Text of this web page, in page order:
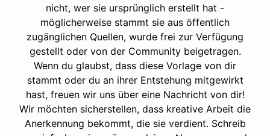
nicht, wer sie ursprünglich erstellt hat -
möglicherweise stammt sie aus öffentlich
zugänglichen Quellen, wurde frei zur Verfügung
gestellt oder von der Community beigetragen.
Wenn du glaubst, dass diese Vorlage von dir
stammt oder du an ihrer Entstehung mitgewirkt
hast, freuen wir uns über eine Nachricht von dir!
Wir möchten sicherstellen, dass kreative Arbeit die
Anerkennung bekommt, die sie verdient. Schreib